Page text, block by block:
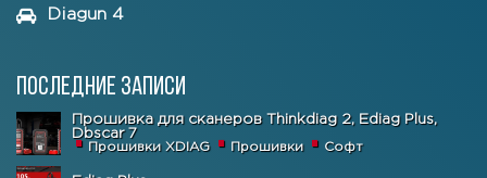
Diagun 4
Последние записи
Прошивка для сканеров Thinkdiag 2, Ediag Plus,
Dbscar 7
Прошивки XDIAG Прошивки Софт